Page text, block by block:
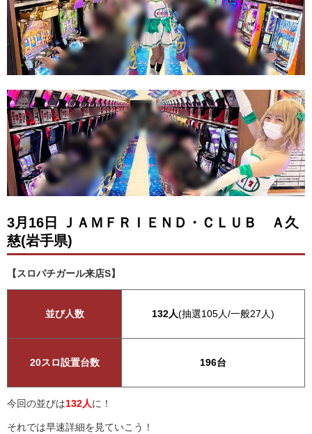
3月16日 ＪＡＭＦＲＩＥＮＤ・ＣＬＵＢ Ａ久
慈(岩手県)
【スロパチガール来店S】
並び人数 132人(抽選105人/一般27人)
20スロ設置台数 196台
今回の並びは132人に！
それでは早速詳細を見ていこう！